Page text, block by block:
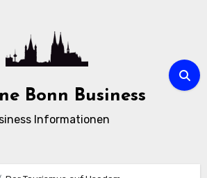
Bonn Business
Informationen